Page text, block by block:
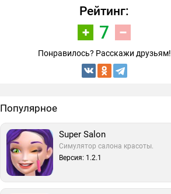
Рейтинг:
7
Понравилось? Расскажи друзьям!
Популярное
Super Salon
Симулятор салона красоты.
Версия: 1.2.1